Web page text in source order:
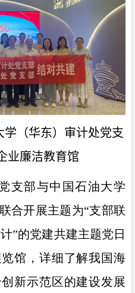
学（华东）审计处党支
业廉洁教育馆
支部与中国石油大学
合开展主题为“支部联
”的党建共建主题党日
馆，详细了解我国海
新示范区的建设发展